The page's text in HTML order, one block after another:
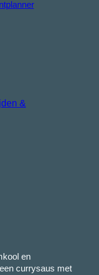
&
en
currysaus met